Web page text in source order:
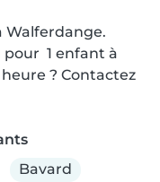
Walferdange.
1 enfant à
? Contactez
Bavard